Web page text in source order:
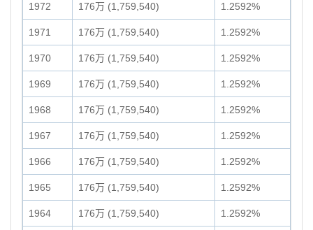
1972 176万 (1,759,540) 1.2592%
1971 176万 (1,759,540) 1.2592%
1970 176万 (1,759,540) 1.2592%
1969 176万 (1,759,540) 1.2592%
1968 176万 (1,759,540) 1.2592%
1967 176万 (1,759,540) 1.2592%
1966 176万 (1,759,540) 1.2592%
1965 176万 (1,759,540) 1.2592%
1964 176万 (1,759,540) 1.2592%